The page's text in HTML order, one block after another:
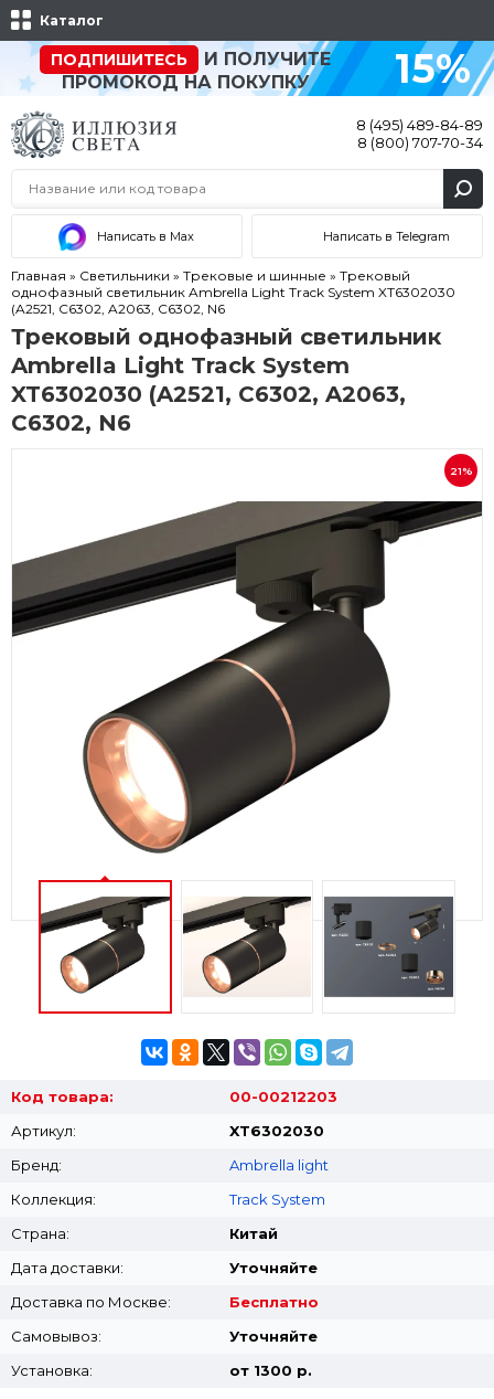
Каталог
ПОДПИШИТЕСЬ
И ПОЛУЧИТЕ
ПРОМОКОД НА ПОКУПКУ
15%
8 (495) 489-84-89
8 (800) 707-70-34
Написать в Max Написать в Telegram
Главная » Светильники » Трековые и шинные » Трековый
однофазный светильник Ambrella Light Track System XT6302030
(A2521, C6302, A2063, C6302, N6
Трековый однофазный светильник
Ambrella Light Track System
XT6302030 (A2521, C6302, A2063,
C6302, N6
21%
Код товара:
00-00212203
Артикул:
XT6302030
Бренд:
Ambrella light
Коллекция:
Track System
Страна:
Китай
Дата доставки:
Уточняйте
Доставка по Москве:
Бесплатно
Самовывоз:
Уточняйте
Установка:
от 1300 p.